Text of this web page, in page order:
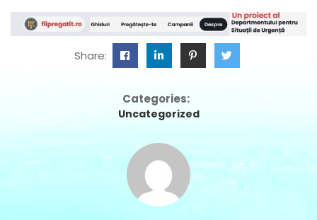
Share:
Categories:
Uncategorized